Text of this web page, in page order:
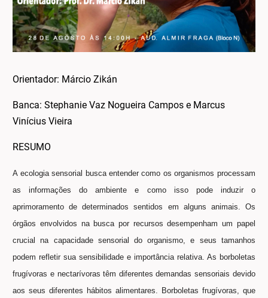
Orientador: Márcio Zikán
Banca: Stephanie Vaz Nogueira Campos e Marcus
Vinícius Vieira
RESUMO
A ecologia sensorial busca entender como os organismos processam
as informações do ambiente e como isso pode induzir o
aprimoramento de determinados sentidos em alguns animais. Os
órgãos envolvidos na busca por recursos desempenham um papel
crucial na capacidade sensorial do organismo, e seus tamanhos
podem refletir sua sensibilidade e importância relativa. As borboletas
frugívoras e nectarívoras têm diferentes demandas sensoriais devido
aos seus diferentes hábitos alimentares. Borboletas frugívoras, que